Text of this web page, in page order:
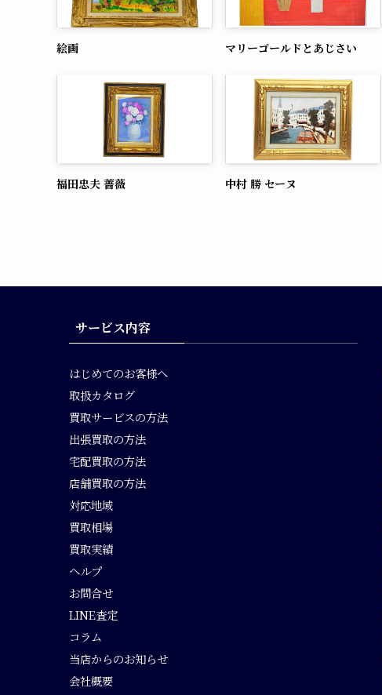
絵画 マリーゴールドとあじさい
福田忠夫 薔薇 中村 勝 セーヌ
サービス内容
はじめてのお客様へ
取扱カタログ
買取サービスの方法
出張買取の方法
宅配買取の方法
店舗買取の方法
対応地域
買取相場
買取実績
ヘルプ
お問合せ
LINE査定
コラム
当店からのお知らせ
会社概要